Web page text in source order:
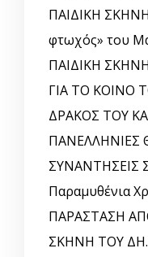
ΠΑΙΔΙΚΗ ΣΚΗΝΗ
φτωχός» του
ΠΑΙΔΙΚΗ
ΓΙΑ ΤΟ ΚΟΙΝΟ
ΔΡΑΚΟΣ ΤΟΥ
ΠΑΝΕΛΛΗΝΙΕΣ
ΣΥΝΑΝΤΗΣΕΙΣ
Παραμυθένια
ΠΑΡΑΣΤΑΣΗ
ΣΚΗΝΗ ΤΟΥ